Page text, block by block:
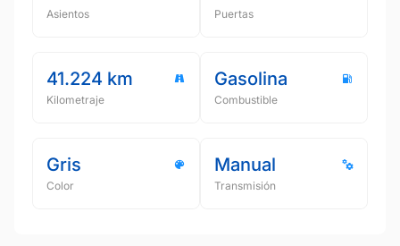
Asientos Puertas
41.224 km
Kilometraje
Gasolina
Combustible
Gris
Color
Manual
Transmisión